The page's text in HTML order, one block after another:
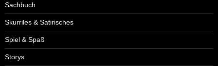
Sachbuch
Skurriles & Satirisches
Spiel & Spaß
Storys